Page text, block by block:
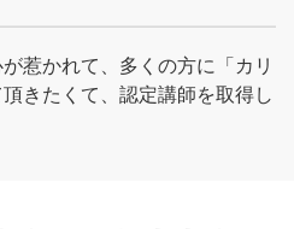
惹かれて、多くの方に「カリ
きたくて、認定講師を取得し